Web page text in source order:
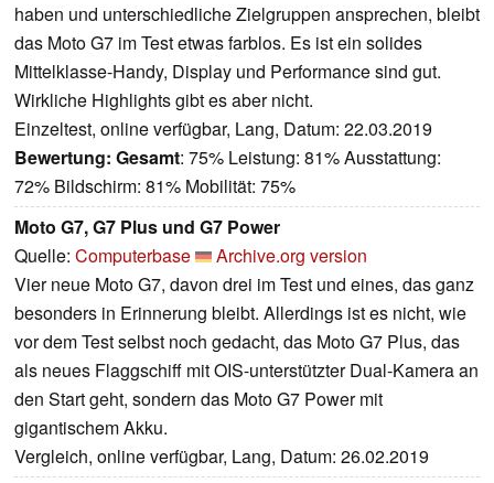
haben und unterschiedliche Zielgruppen ansprechen, bleibt
das Moto G7 im Test etwas farblos. Es ist ein solides
Mittelklasse-Handy, Display und Performance sind gut.
Wirkliche Highlights gibt es aber nicht.
Einzeltest, online verfügbar, Lang, Datum: 22.03.2019
Bewertung: Gesamt: 75% Leistung: 81% Ausstattung:
72% Bildschirm: 81% Mobilität: 75%
Moto G7, G7 Plus und G7 Power
Quelle: Computerbase
Archive.org version
Vier neue Moto G7, davon drei im Test und eines, das ganz
besonders in Erinnerung bleibt. Allerdings ist es nicht, wie
vor dem Test selbst noch gedacht, das Moto G7 Plus, das
als neues Flaggschiff mit OIS-unterstützter Dual-Kamera an
den Start geht, sondern das Moto G7 Power mit
gigantischem Akku.
Vergleich, online verfügbar, Lang, Datum: 26.02.2019